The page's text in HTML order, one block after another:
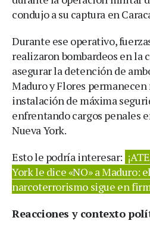
condujo a su captura en
Durante ese operativo,
realizaron bombardeos en la
asegurar la detención de
Maduro y Flores
instalación de máxima
enfrentando cargos penales
Nueva York.
Esto le podría interesar:
York le dice «NO» a Maduro:
narcoterrorismo sigue en
Reacciones y contexto